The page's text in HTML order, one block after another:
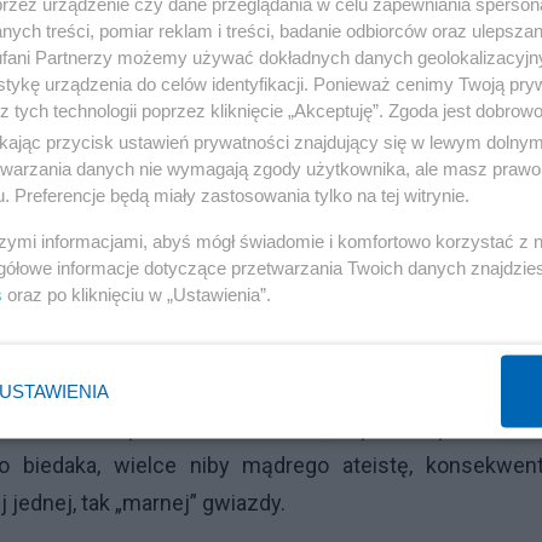
że Boga nie ma, bo ten i ów w kosmosie był, a
którą obraz stara się przekazać, oraz
anihilować cały świat: czego ja nie widzę
i „po co”? Najczęściej patrzymy na niebo dla
przykładowo już ma dziś mniejsze
o nieco innych moich doświadczeniach.
Reklama
Letnią porą byłem w domu sam i wyszedłem
Spojrzałem w rozgwieżdżone niebo i mój
Wtedy właśnie zaśmiałem się głośno, bo
powstał ot tak sobie, zupełnie
wielce niby mądrego ateistę,
tak „marnej” gwiazdy.
treści, pomiar reklam i treści, badanie odbiorców oraz
Partnerzy możemy używać dokładnych danych
urządzenia do celów identyfikacji. Ponieważ cenimy Twoją
tych technologii poprzez kliknięcie „Akceptuję”. Zgoda jest
przycisk ustawień prywatności znajdujący się w lewym
danych nie wymagają zgody użytkownika, ale masz
Preferencje będą miały zastosowania tylko na tej witrynie.
informacjami, abyś mógł świadomie i komfortowo korzystać z
informacje dotyczące przetwarzania Twoich danych
oraz po kliknięciu w „Ustawienia”.
USTAWIENIA